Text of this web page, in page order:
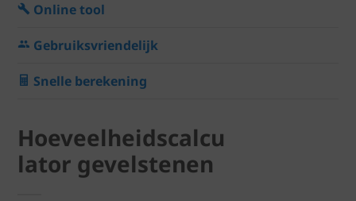
Online tool
Gebruiksvriendelijk
Snelle berekening
Hoeveelheidscalcu
lator gevelstenen